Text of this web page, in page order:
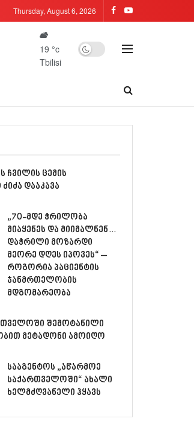
Thursday, August 6, 2026
19 °c
Tbilisi
ჩვილის ცემის
დააკავა
„70-მდე ჭრილობა
მიაყენეს და მიიმალნენ…
დაჭრილი მოზარდი
მეორე დღეს იპოვეს“ –
როგორია პაციენტის
ჯანმრთელობის
მდგომარეობა
შემოტანილი
მეტადონი ამოიღო
სააგენტოს „აწარმოე
საქართველოში“ ახალი
ხელმძღვანელი ჰყავს